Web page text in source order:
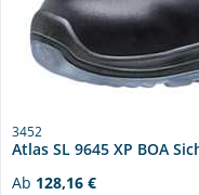
3452
Atlas SL 9645 XP BOA
Regulärer Preis:
Ab 128,16 €